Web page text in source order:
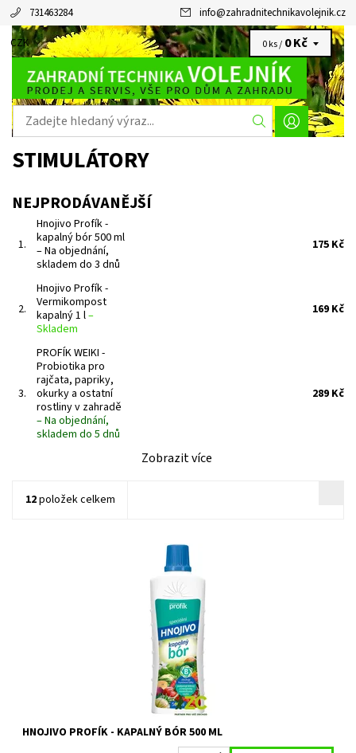
731463284 info@zahradnitechnikavolejnik.cz
CZK 0 ks / 0 Kč
STIMULÁTORY
NEJPRODÁVANĚJŠÍ
1.
Hnojivo Profík -
kapalný bór 500 ml
–Na objednání,
skladem do 3 dnů
175 Kč
2.
Hnojivo Profík -
Vermikompost
kapalný 1 l–
Skladem
169 Kč
3.
PROFÍK WEIKI -
Probiotika pro
rajčata, papriky,
okurky a ostatní
rostliny v zahradě
–Na objednání,
skladem do 5 dnů
289 Kč
Zobrazit více
12položek celkem
Podporuje látkový a energetický metabolismus rostlin.
Na objednání, skladem do 3 dnů
FORESTINA s.r.o.
HNOJIVO PROFÍK - KAPALNÝ BÓR 500 ML